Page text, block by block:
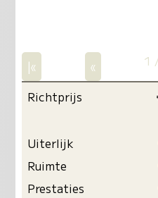
|« « 1
Richtprijs
Uiterlijk
Ruimte
Prestaties